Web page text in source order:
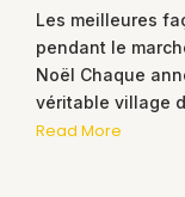
Les meilleures
pendant le
Noël Chaque
véritable village
Read More